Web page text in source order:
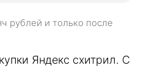
рублей и только после
Яндекс схитрил. С